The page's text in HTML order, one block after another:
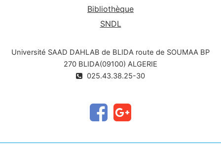
Bibliothèque
SNDL
Université SAAD DAHLAB de BLIDA route de SOUMAA BP
270 BLIDA(09100) ALGERIE
025.43.38.25-30